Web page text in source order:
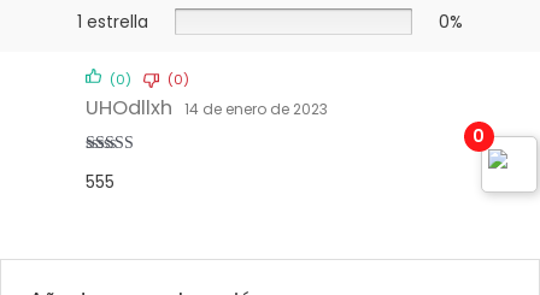
1 estrella
0%
con
UHOdllxh 14 de enero de 2023
555
(0) (0)
0